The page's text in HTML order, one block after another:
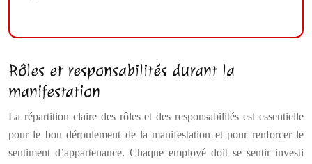
Rôles et responsabilités durant la
manifestation
La répartition claire des rôles et des responsabilités est essentielle
pour le bon déroulement de la manifestation et pour renforcer le
sentiment d’appartenance. Chaque employé doit se sentir investi